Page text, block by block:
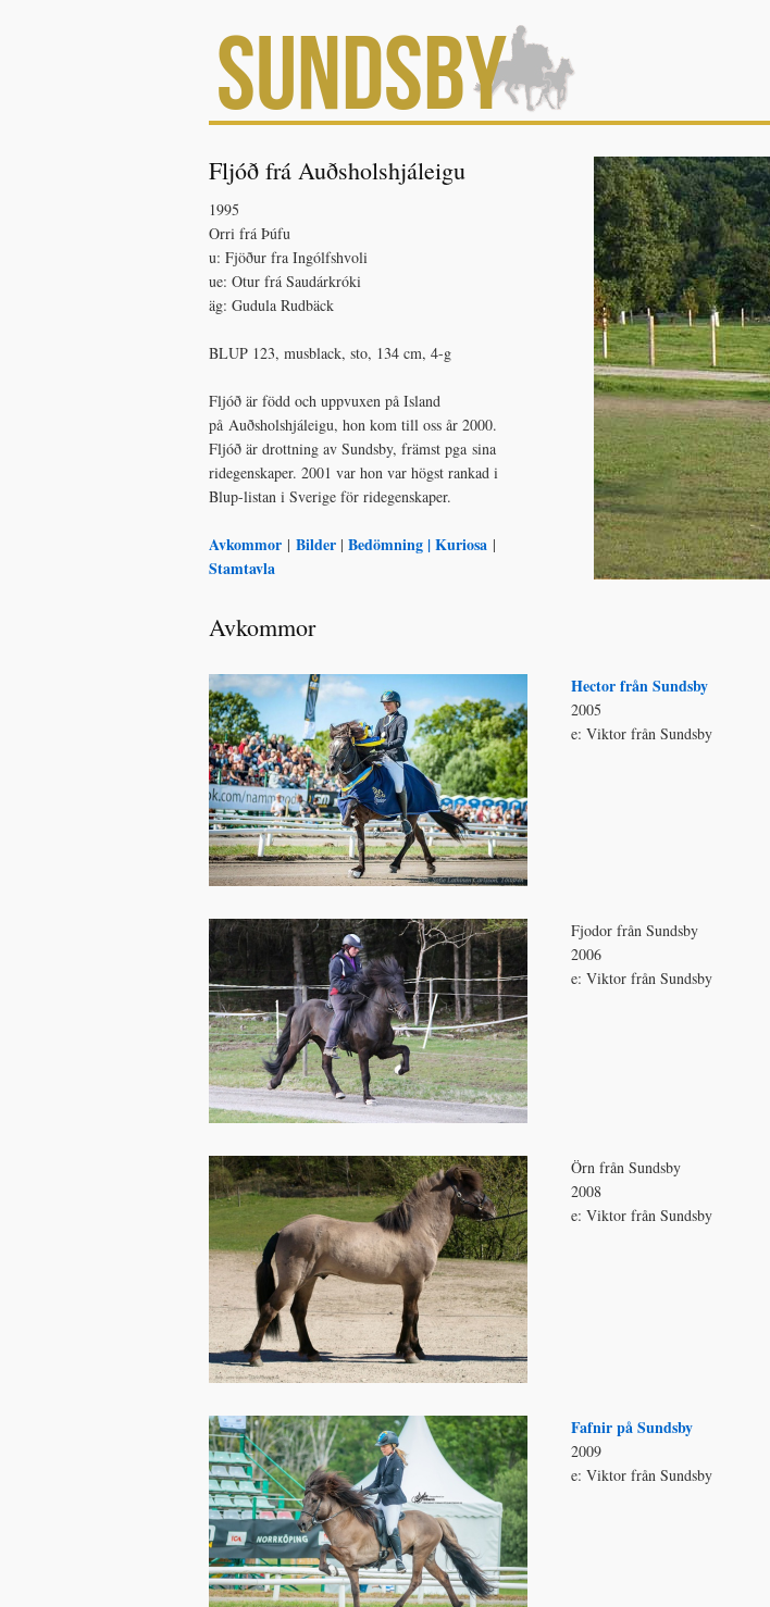
Fljóð frá Auðsholshjáleigu
1995
Orri frá Þúfu
u: Fjöður fra Ingólfshvoli
ue: Otur frá Saudárkróki
äg: Gudula Rudbäck
BLUP 123, musblack, sto, 134 cm, 4-g
Fljóð är född och uppvuxen på Island
på Auðsholshjáleigu, hon kom till oss år 2000.
Fljóð är drottning av Sundsby, främst pga sina
ridegenskaper. 2001 var hon var högst rankad i
Blup-listan i Sverige för ridegenskaper.
Avkommor | Bilder | Bedömning |Kuriosa |
Stamtavla
Avkommor
Hector från Sundsby
2005
e: Viktor från Sundsby
Fjodor från Sundsby
2006
e: Viktor från Sundsby
Örn från Sundsby
2008
e: Viktor från Sundsby
Fafnir på Sundsby
2009
e: Viktor från Sundsby